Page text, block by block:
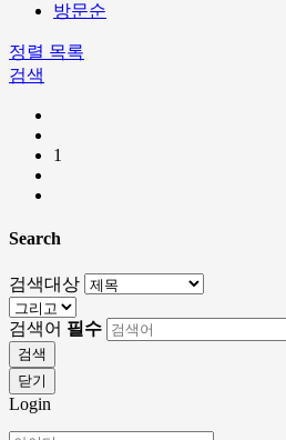
방문순
정렬 목록
검색
1
Search
검색대상
검색어 필수
검색
닫기
Login